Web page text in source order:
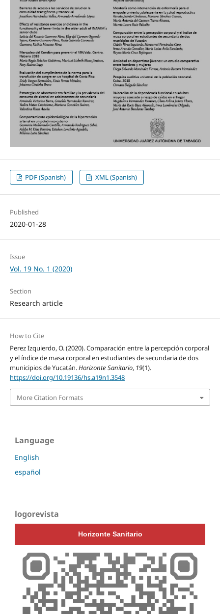
PDF (Spanish) XML (Spanish)
Published
2020-01-28
Issue
Vol. 19 No. 1 (2020)
Section
Research article
How to Cite
Perez Izquierdo, O. (2020). Comparación entre la percepción corporal
y el índice de masa corporal en estudiantes de secundaria de dos
municipios de Yucatán.Horizonte Sanitario, 19(1).
https://doi.org/10.19136/hs.a19n1.3548
More Citation Formats
Language
English
español
logorevista
Horizonte Sanitario